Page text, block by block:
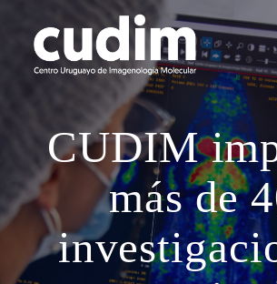
to
content
CUDIM
más de